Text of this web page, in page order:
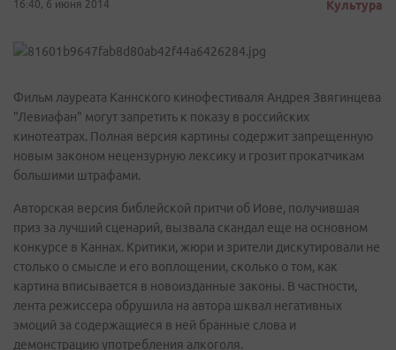
16:40, 6 июня 2014 Культура
Фильм лауреата Каннского кинофестиваля Андрея Звягинцева
"Левиафан" могут запретить к показу в российских
кинотеатрах. Полная версия картины содержит запрещенную
новым законом нецензурную лексику и грозит прокатчикам
большими штрафами.
Авторская версия библейской притчи об Иове, получившая
приз за лучший сценарий, вызвала скандал еще на основном
конкурсе в Каннах. Критики, жюри и зрители дискутировали не
столько о смысле и его воплощении, сколько о том, как
картина вписывается в новоизданные законы. В частности,
лента режиссера обрушила на автора шквал негативных
эмоций за содержащиеся в ней бранные слова и
демонстрацию употребления алкоголя.